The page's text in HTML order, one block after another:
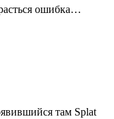
ошибка…
там Splat